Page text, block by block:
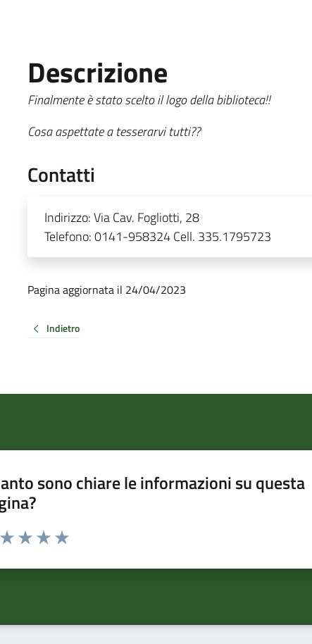
Descrizione
Finalmente è stato scelto il logo della biblioteca!!
Cosa aspettate a tesserarvi tutti??
Contatti
Indirizzo:Via Cav. Fogliotti, 28
Telefono:0141-958324 Cell. 335.1795723
Pagina aggiornata il 24/04/2023
Indietro
sono chiare le informazioni su questa
da 1 a 5 stelle la pagina